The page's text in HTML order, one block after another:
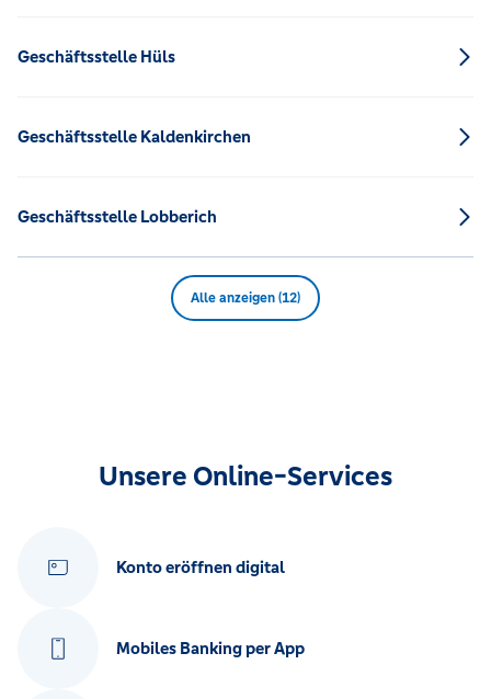
Geschäftsstelle Hüls
Geschäftsstelle Kaldenkirchen
Geschäftsstelle Lobberich
Alle anzeigen (12)
Unsere Online-Services
Konto eröffnen digital
Mobiles Banking per App